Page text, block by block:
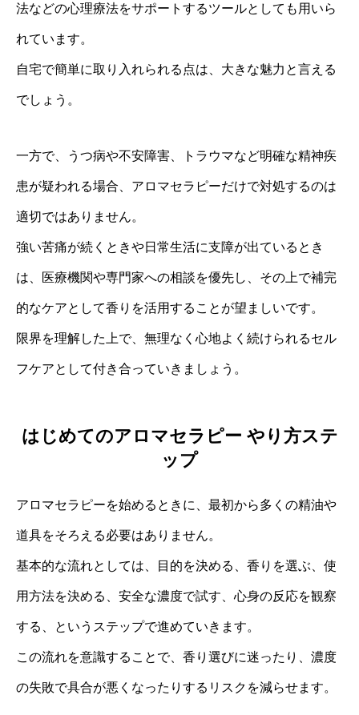
法などの心理療法をサポートするツールとしても用いら
れています。
自宅で簡単に取り入れられる点は、大きな魅力と言える
でしょう。
一方で、うつ病や不安障害、トラウマなど明確な精神疾
患が疑われる場合、アロマセラピーだけで対処するのは
適切ではありません。
強い苦痛が続くときや日常生活に支障が出ているとき
は、医療機関や専門家への相談を優先し、その上で補完
的なケアとして香りを活用することが望ましいです。
限界を理解した上で、無理なく心地よく続けられるセル
フケアとして付き合っていきましょう。
はじめてのアロマセラピー やり方ステ
ップ
アロマセラピーを始めるときに、最初から多くの精油や
道具をそろえる必要はありません。
基本的な流れとしては、目的を決める、香りを選ぶ、使
用方法を決める、安全な濃度で試す、心身の反応を観察
する、というステップで進めていきます。
この流れを意識することで、香り選びに迷ったり、濃度
の失敗で具合が悪くなったりするリスクを減らせます。